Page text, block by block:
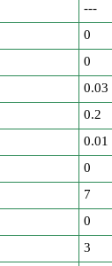
---
0
0
0.03
0.2
0.01
0
7
0
3